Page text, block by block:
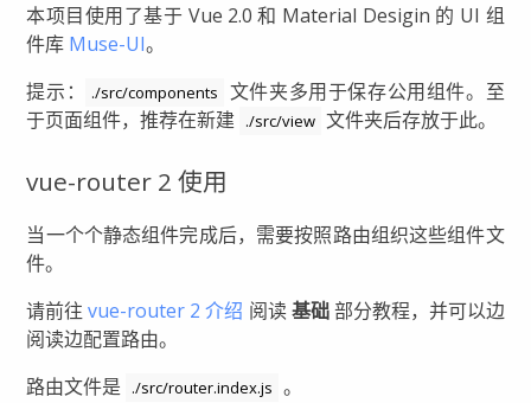
本项目使用了基于 Vue 2.0 和 Material Desigin 的 UI 组
件库 Muse-UI。
提示：
./src/components
文件夹多用于保存公用组件。至
于页面组件，推荐在新建
./src/view 文件夹后存放于此。
vue-router 2 使用
当一个个静态组件完成后，需要按照路由组织这些组件文
件。
请前往vue-router 2 介绍 阅读基础部分教程，并可以边
阅读边配置路由。
路由文件是
./src/router.index.js 。